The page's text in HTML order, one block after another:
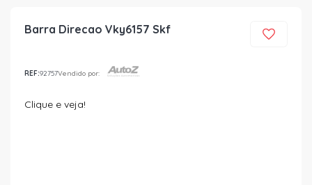
Barra Direcao Vky6157 Skf
REF:92757Vendido por:
Clique e veja!